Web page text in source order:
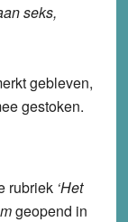
seks,
gebleven,
gestoken.
rubriek ‘Het
geopend in